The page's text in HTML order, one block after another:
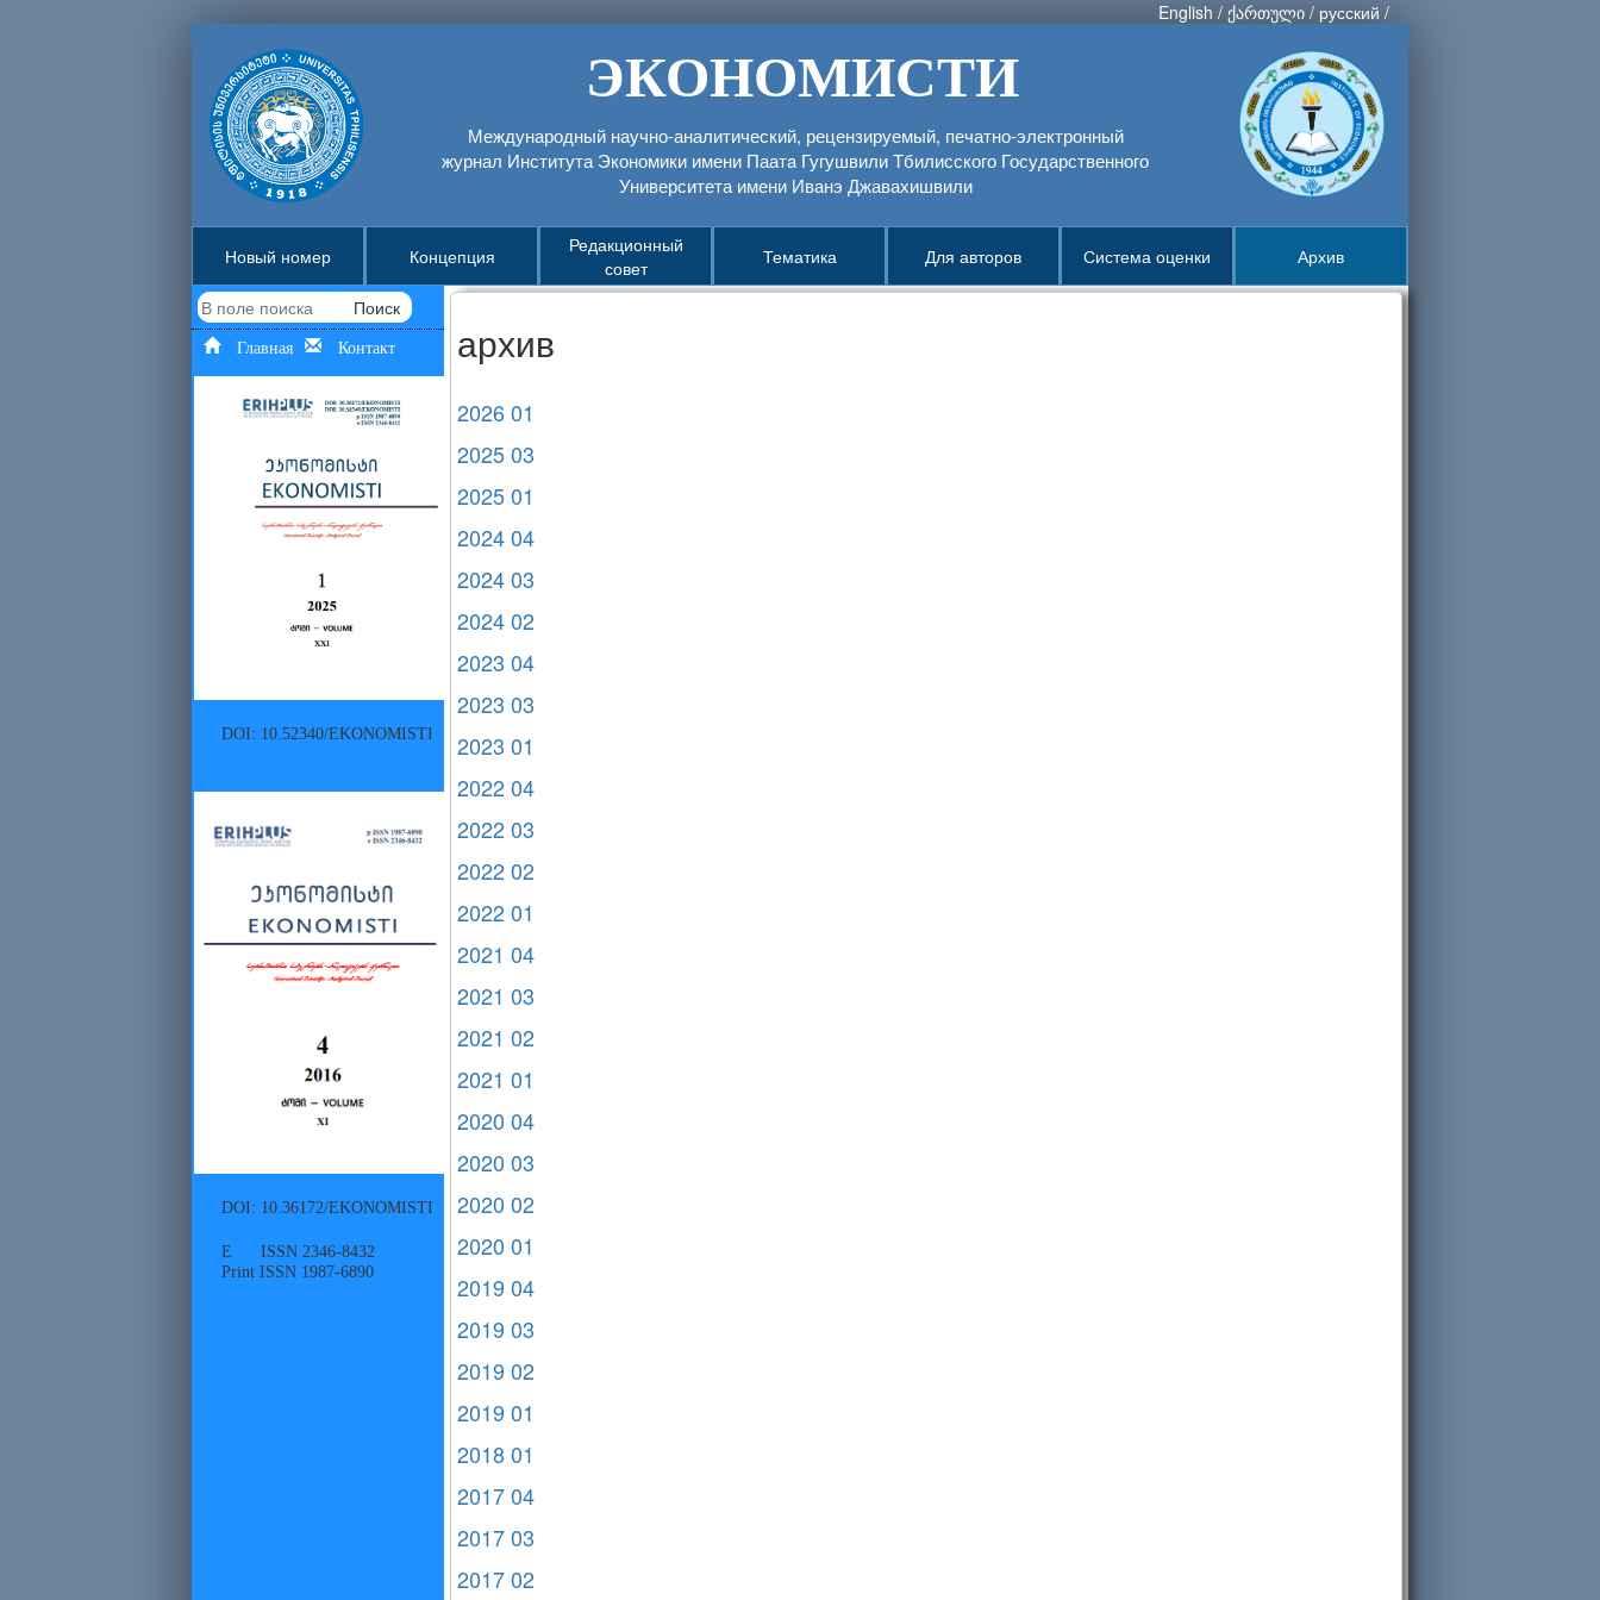
English / ქართული / русский /
ЭКОНОМИСТИ
Международный научно-аналитический, рецензируемый, печатно-электронный
журнал Института Экономики имени Паатa Гугушвили Тбилисского Государственного
Университета имени Иванэ Джавахишвили
Новый номер Концепция
Редакционный
совет
Тематика Для авторов Система оценки Архив
Поиск
Главная Контакт
DOI: 10.52340/EKONOMISTI
DOI: 10.36172/EKONOMISTI
E ISSN 2346-8432
Print ISSN 1987-6890
архив
2026 01
2025 03
2025 01
2024 04
2024 03
2024 02
2023 04
2023 03
2023 01
2022 04
2022 03
2022 02
2022 01
2021 04
2021 03
2021 02
2021 01
2020 04
2020 03
2020 02
2020 01
2019 04
2019 03
2019 02
2019 01
2018 01
2017 04
2017 03
2017 02